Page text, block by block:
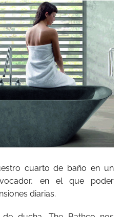
cuarto de baño en un
en el que poder
diarias.